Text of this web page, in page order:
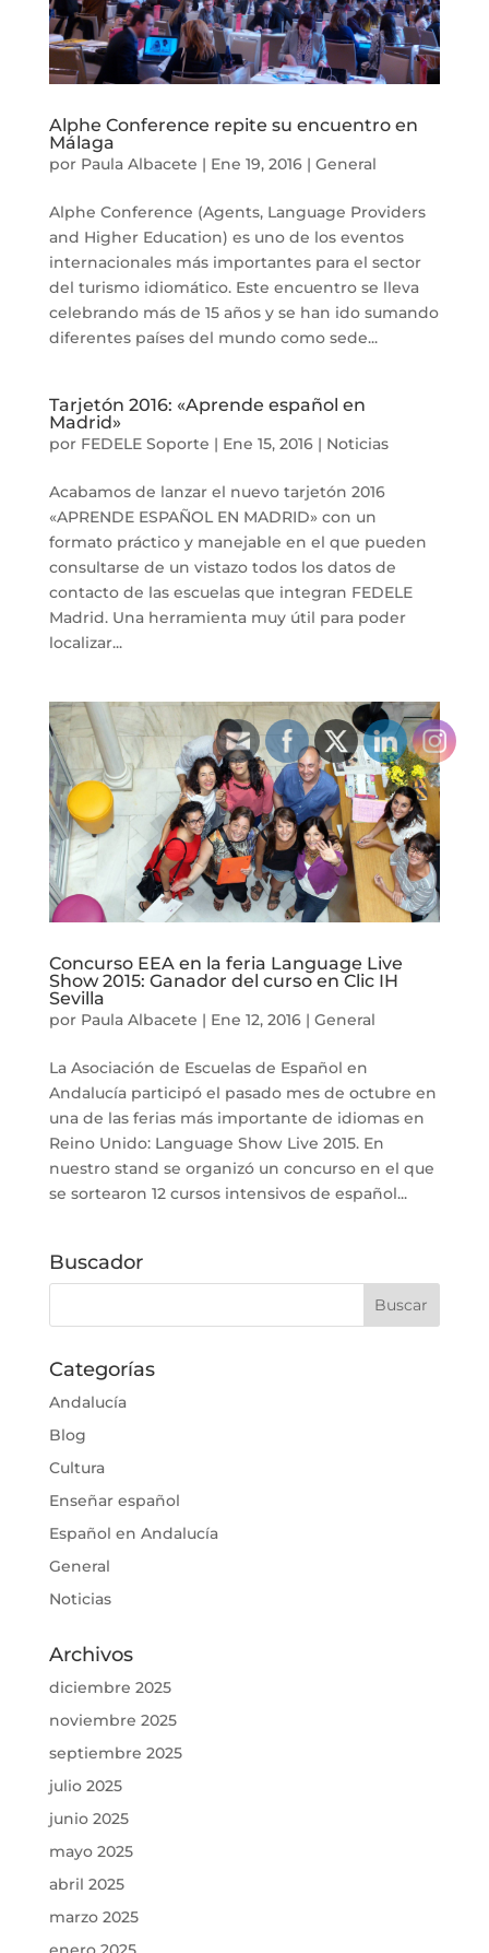
Alphe Conference repite su encuentro en
Málaga
por Paula Albacete | Ene 19, 2016| General
Alphe Conference (Agents, Language Providers
and Higher Education) es uno de los eventos
internacionales más importantes para el sector
del turismo idiomático. Este encuentro se lleva
celebrando más de 15 años y se han ido sumando
diferentes países del mundo como sede...
Tarjetón 2016: «Aprende español en
Madrid»
por FEDELE Soporte | Ene 15, 2016| Noticias
Acabamos de lanzar el nuevo tarjetón 2016
«APRENDE ESPAÑOL EN MADRID» con un
formato práctico y manejable en el que pueden
consultarse de un vistazo todos los datos de
contacto de las escuelas que integran FEDELE
Madrid. Una herramienta muy útil para poder
localizar...
Concurso EEA en la feria Language Live
Show 2015: Ganador del curso en Clic IH
Sevilla
por Paula Albacete | Ene 12, 2016| General
La Asociación de Escuelas de Español en
Andalucía participó el pasado mes de octubre en
una de las ferias más importante de idiomas en
Reino Unido: Language Show Live 2015. En
nuestro stand se organizó un concurso en el que
se sortearon 12 cursos intensivos de español...
Buscador
Categorías
Andalucía
Blog
Cultura
Enseñar español
Español en Andalucía
General
Noticias
Archivos
diciembre 2025
noviembre 2025
septiembre 2025
julio 2025
junio 2025
mayo 2025
abril 2025
marzo 2025